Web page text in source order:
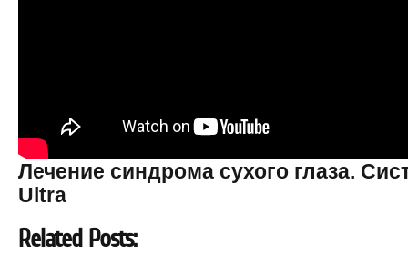
Лечение синдрома сухого глаза.
Ultra
Related Posts: